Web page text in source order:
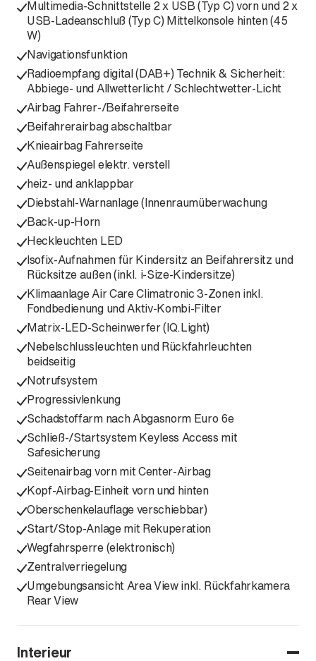
Multimedia-Schnittstelle 2 x USB (Typ C) vorn und 2 x
USB-Ladeanschluß (Typ C) Mittelkonsole hinten (45
W)
Navigationsfunktion
Radioempfang digital (DAB+) Technik & Sicherheit:
Abbiege- und Allwetterlicht / Schlechtwetter-Licht
Airbag Fahrer-/Beifahrerseite
Beifahrerairbag abschaltbar
Knieairbag Fahrerseite
Außenspiegel elektr. verstell
heiz- und anklappbar
Diebstahl-Warnanlage (Innenraumüberwachung
Back-up-Horn
Heckleuchten LED
Isofix-Aufnahmen für Kindersitz an Beifahrersitz und
Rücksitze außen (inkl. i-Size-Kindersitze)
Klimaanlage Air Care Climatronic 3-Zonen inkl.
Fondbedienung und Aktiv-Kombi-Filter
Matrix-LED-Scheinwerfer (IQ.Light)
Nebelschlussleuchten und Rückfahrleuchten
beidseitig
Notrufsystem
Progressivlenkung
Schadstoffarm nach Abgasnorm Euro 6e
Schließ-/Startsystem Keyless Access mit
Safesicherung
Seitenairbag vorn mit Center-Airbag
Kopf-Airbag-Einheit vorn und hinten
Oberschenkelauflage verschiebbar)
Start/Stop-Anlage mit Rekuperation
Wegfahrsperre (elektronisch)
Zentralverriegelung
Umgebungsansicht Area View inkl. Rückfahrkamera
Rear View
Interieur